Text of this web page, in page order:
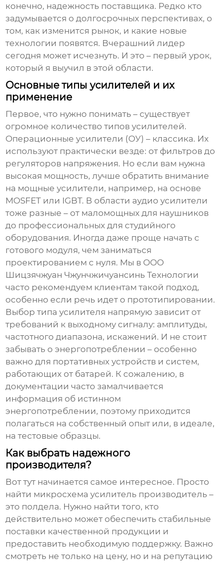
конечно, надежность поставщика. Редко кто
задумывается о долгосрочных перспективах, о
том, как изменится рынок, и какие новые
технологии появятся. Вчерашний лидер
сегодня может исчезнуть. И это – первый урок,
который я выучил в этой области.
Основные типы усилителей и их
применение
Первое, что нужно понимать – существует
огромное количество типов усилителей.
Операционные усилители (ОУ) – классика. Их
используют практически везде: от фильтров до
регуляторов напряжения. Но если вам нужна
высокая мощность, лучше обратить внимание
на мощные усилители, например, на основе
MOSFET или IGBT. В области аудио усилители
тоже разные – от маломощных для наушников
до профессиональных для студийного
оборудования. Иногда даже проще начать с
готового модуля, чем заниматься
проектированием с нуля. Мы в ООО
Шицзячжуан Чжунчжичуансинь Технологии
часто рекомендуем клиентам такой подход,
особенно если речь идет о прототипировании.
Выбор типа усилителя напрямую зависит от
требований к выходному сигналу: амплитуды,
частотного диапазона, искажений. И не стоит
забывать о энергопотреблении – особенно
важно для портативных устройств и систем,
работающих от батарей. К сожалению, в
документации часто замалчивается
информация об истинном
энергопотреблении, поэтому приходится
полагаться на собственный опыт или, в идеале,
на тестовые образцы.
Как выбрать надежного
производителя?
Вот тут начинается самое интересное. Просто
найти микросхема усилитель производитель –
это полдела. Нужно найти того, кто
действительно может обеспечить стабильные
поставки качественной продукции и
предоставить необходимую поддержку. Важно
смотреть не только на цену, но и на репутацию